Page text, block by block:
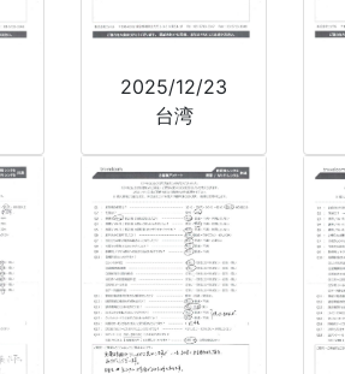
2025/12/23
台湾